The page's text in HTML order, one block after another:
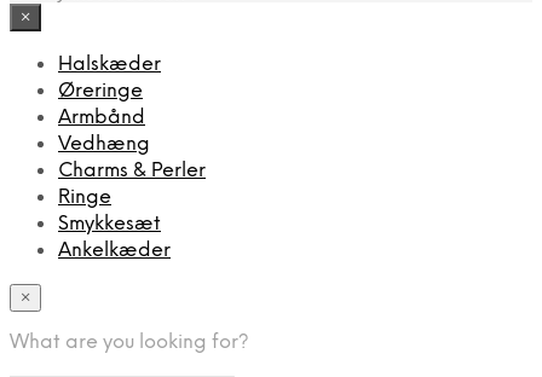
×
Halskæder
Øreringe
Armbånd
Vedhæng
Charms & Perler
Ringe
Smykkesæt
Ankelkæder
×
What are you looking for?